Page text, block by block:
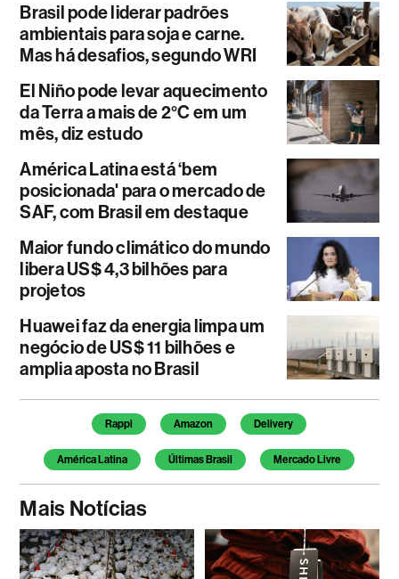
Brasil pode liderar padrões
ambientais para soja e carne.
Mas há desafios, segundo WRI
El Niño pode levar aquecimento
da Terra a mais de 2°C em um
mês, diz estudo
América Latina está ‘bem
posicionada' para o mercado de
SAF, com Brasil em destaque
Maior fundo climático do mundo
libera US$ 4,3 bilhões para
projetos
Huawei faz da energia limpa um
negócio de US$ 11 bilhões e
amplia aposta no Brasil
Temas deste artigo
Rappi Amazon Delivery
América Latina Últimas Brasil Mercado Livre
Mais Notícias